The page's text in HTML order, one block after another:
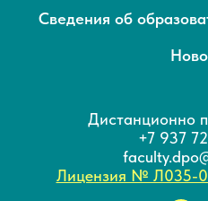
Сведения об
Дистанционно
+7 937
Лицензия № Л035-